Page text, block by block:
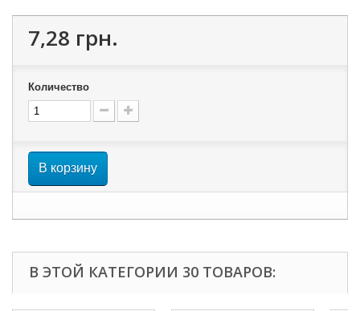
7,28 грн.
Количество
В корзину
В ЭТОЙ КАТЕГОРИИ 30 ТОВАРОВ: